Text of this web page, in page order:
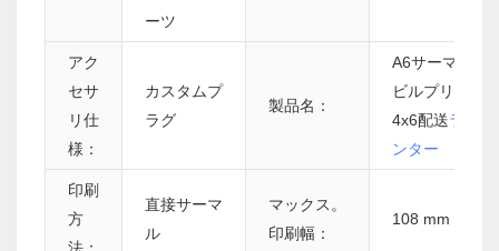
ーツ
アク
セサ
リ仕
様：
カスタムプ
ラグ
製品名：
A6サーマルウ
ビルプリンタ
4x6配送ラベ
ンター
印刷
方
直接サーマ
ル
マックス。
印刷幅：
108 mm（